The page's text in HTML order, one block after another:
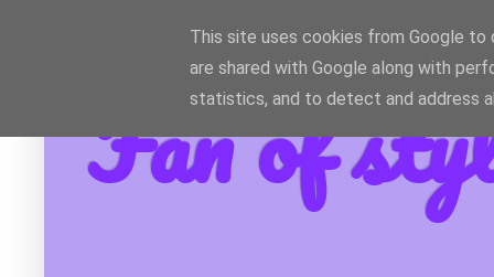
Fan of
This site uses cookies from Google to
are shared with Google along with
statistics, and to detect and address